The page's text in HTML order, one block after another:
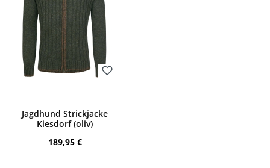
Jagdhund Strickjacke
Kiesdorf (oliv)
Regulärer Preis:
189,95 €